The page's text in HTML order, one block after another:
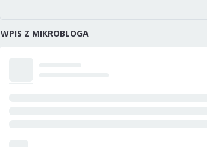
WPIS Z MIKROBLOGA